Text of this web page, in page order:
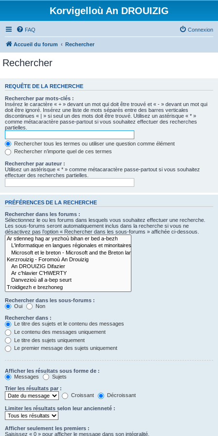
Korvigelloù An DROUIZIG
FAQ Connexion
Accueil du forum Rechercher
Rechercher
REQUÊTE DE LA RECHERCHE
Rechercher par mots-clés :
Insérez le caractère « + » devant un mot qui doit être trouvé et « - » devant un mot qui
doit être ignoré. Insérez une liste de mots séparés entre des barres verticales
discontinues « | » si seul un des mots doit être trouvé. Utilisez un astérisque « * »
comme métacaractère passe-partout si vous souhaitez effectuer des recherches
partielles.
Rechercher tous les termes ou utiliser une question comme élément
Rechercher n’importe quel de ces termes
Rechercher par auteur :
Utilisez un astérisque « * » comme métacaractère passe-partout si vous souhaitez
effectuer des recherches partielles.
PRÉFÉRENCES DE LA RECHERCHE
Rechercher dans les forums :
Sélectionnez le ou les forums dans lesquels vous souhaitez effectuer une recherche.
Les sous-forums seront automatiquement inclus dans la recherche si vous ne
désactivez pas l’option « Rechercher dans les sous-forums » affichée ci-dessous.
Rechercher dans les sous-forums :
Oui
Non
Rechercher dans :
Le titre des sujets et le contenu des messages
Le contenu des messages uniquement
Le titre des sujets uniquement
Le premier message des sujets uniquement
Afficher les résultats sous forme de :
Messages
Sujets
Trier les résultats par :
Croissant
Décroissant
Limiter les résultats selon leur ancienneté :
Afficher seulement les premiers :
Saisissez « 0 » pour afficher le message dans son intégralité.